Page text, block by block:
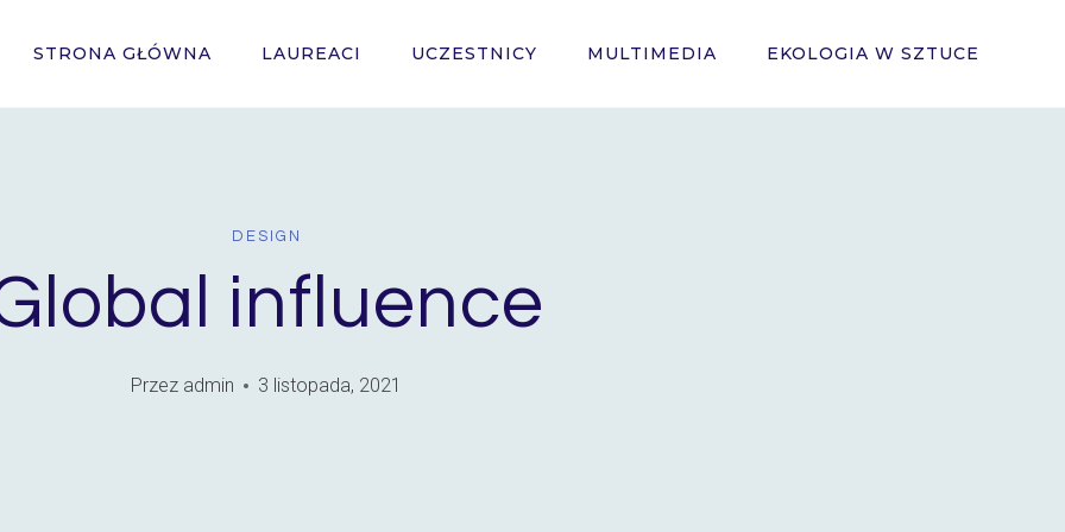
STRONA GŁÓWNA LAUREACI UCZESTNICY MULTIMEDIA EKOLOGIA W SZTUCE
DESIGN
influence
Przez admin 3 listopada, 2021